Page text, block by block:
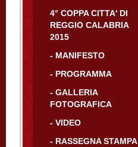
4° COPPA CITTA' DI
REGGIO CALABRIA
2015
- MANIFESTO
- PROGRAMMA
- GALLERIA
FOTOGRAFICA
- VIDEO
- RASSEGNA STAMPA